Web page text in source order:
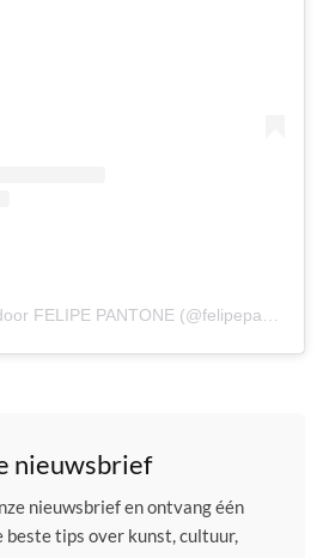
nieuwsbrief
nieuwsbrief en ontvang één
beste tips over kunst, cultuur,